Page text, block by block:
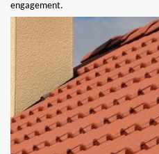
engagement.